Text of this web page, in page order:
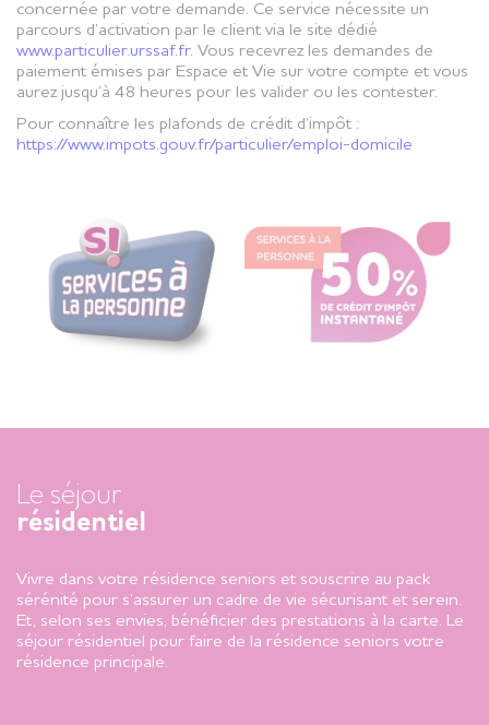
concernée par votre demande. Ce service nécessite un
parcours d’activation par le client via le site dédié
www.particulier.urssaf.fr. Vous recevrez les demandes de
paiement émises par Espace et Vie sur votre compte et vous
aurez jusqu’à 48 heures pour les valider ou les contester.
Pour connaître les plafonds de crédit d’impôt :
https://www.impots.gouv.fr/particulier/emploi-domicile
Le séjour
résidentiel
Vivre dans votre résidence seniors et souscrire au pack
sérénité pour s’assurer un cadre de vie sécurisant et serein.
Et, selon ses envies, bénéficier des prestations à la carte. Le
séjour résidentiel pour faire de la résidence seniors votre
résidence principale.